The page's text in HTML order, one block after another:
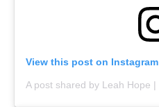
View this post on Instagram